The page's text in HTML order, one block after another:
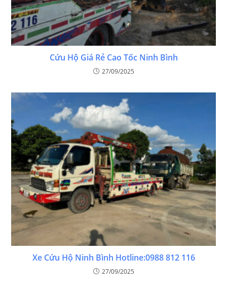
Cứu Hộ Giá Rẻ Cao Tốc Ninh Bình
27/09/2025
Xe Cứu Hộ Ninh Bình Hotline:0988 812 116
27/09/2025